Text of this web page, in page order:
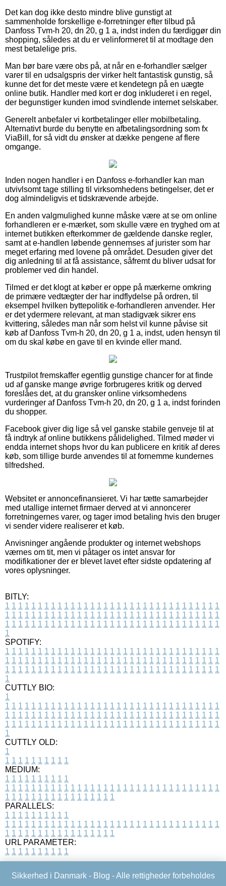
Det kan dog ikke desto mindre blive gunstigt at
sammenholde forskellige e-forretninger efter tilbud på
Danfoss Tvm-h 20, dn 20, g 1 a, indst inden du færdiggør din
shopping, således at du er velinformeret til at modtage den
mest betalelige pris.
Man bør bare være obs på, at når en e-forhandler sælger
varer til en udsalgspris der virker helt fantastisk gunstig, så
kunne det for det meste være et kendetegn på en uægte
online butik. Handler med kort er dog inkluderet i en regel,
der begunstiger kunden imod svindlende internet selskaber.
Generelt anbefaler vi kortbetalinger eller mobilbetaling.
Alternativt burde du benytte en afbetalingsordning som fx
ViaBill, for så vidt du ønsker at dække pengene af flere
omgange.
Inden nogen handler i en Danfoss e-forhandler kan man
utvivlsomt tage stilling til virksomhedens betingelser, det er
dog almindeligvis et tidskrævende arbejde.
En anden valgmulighed kunne måske være at se om online
forhandleren er e-mærket, som skulle være en tryghed om at
internet butikken efterkommer de gældende danske regler,
samt at e-handlen løbende gennemses af jurister som har
meget erfaring med lovene på området. Desuden giver det
dig anledning til at få assistance, såfremt du bliver udsat for
problemer ved din handel.
Tilmed er det klogt at køber er oppe på mærkerne omkring
de primære vedtægter der har indflydelse på ordren, til
eksempel hvilken byttepolitik e-forhandleren anvender. Her
er det ydermere relevant, at man stadigvæk sikrer ens
kvittering, således man når som helst vil kunne påvise sit
køb af Danfoss Tvm-h 20, dn 20, g 1 a, indst, uden hensyn til
om du skal købe en gave til en kvinde eller mand.
Trustpilot fremskaffer egentlig gunstige chancer for at finde
ud af ganske mange øvrige forbrugeres kritik og derved
foreslåes det, at du gransker online virksomhedens
vurderinger af Danfoss Tvm-h 20, dn 20, g 1 a, indst forinden
du shopper.
Facebook giver dig lige så vel ganske stabile genveje til at
få indtryk af online butikkens pålidelighed. Tilmed møder vi
endda internet shops hvor du kan publicere en kritik af deres
køb, som tillige burde anvendes til at fornemme kundernes
tilfredshed.
Websitet er annoncefinansieret. Vi har tætte samarbejder
med utallige internet firmaer derved at vi annoncerer
forretningernes varer, og tager imod betaling hvis den bruger
vi sender videre realiserer et køb.
Anvisninger angående produkter og internet webshops
værnes om tit, men vi påtager os intet ansvar for
modifikationer der er blevet lavet efter sidste opdatering af
vores oplysninger.
BITLY:
1 1 1 1 1 1 1 1 1 1 1 1 1 1 1 1 1 1 1 1 1 1 1 1 1 1 1 1 1 1 1 1 1
1 1 1 1 1 1 1 1 1 1 1 1 1 1 1 1 1 1 1 1 1 1 1 1 1 1 1 1 1 1 1 1 1
1 1 1 1 1 1 1 1 1 1 1 1 1 1 1 1 1 1 1 1 1 1 1 1 1 1 1 1 1 1 1 1 1
1
SPOTIFY:
1 1 1 1 1 1 1 1 1 1 1 1 1 1 1 1 1 1 1 1 1 1 1 1 1 1 1 1 1 1 1 1 1
1 1 1 1 1 1 1 1 1 1 1 1 1 1 1 1 1 1 1 1 1 1 1 1 1 1 1 1 1 1 1 1 1
1 1 1 1 1 1 1 1 1 1 1 1 1 1 1 1 1 1 1 1 1 1 1 1 1 1 1 1 1 1 1 1 1
1
CUTTLY BIO:
1
1 1 1 1 1 1 1 1 1 1 1 1 1 1 1 1 1 1 1 1 1 1 1 1 1 1 1 1 1 1 1 1 1
1 1 1 1 1 1 1 1 1 1 1 1 1 1 1 1 1 1 1 1 1 1 1 1 1 1 1 1 1 1 1 1 1
1 1 1 1 1 1 1 1 1 1 1 1 1 1 1 1 1 1 1 1 1 1 1 1 1 1 1 1 1 1 1 1 1
1
CUTTLY OLD:
1
1 1 1 1 1 1 1 1 1 1
MEDIUM:
1 1 1 1 1 1 1 1 1 1
1 1 1 1 1 1 1 1 1 1 1 1 1 1 1 1 1 1 1 1 1 1 1 1 1 1 1 1 1 1 1 1 1
1 1 1 1 1 1 1 1 1 1 1 1 1 1 1 1 1
PARALLELS:
1 1 1 1 1 1 1 1 1 1
1 1 1 1 1 1 1 1 1 1 1 1 1 1 1 1 1 1 1 1 1 1 1 1 1 1 1 1 1 1 1 1 1
1 1 1 1 1 1 1 1 1 1 1 1 1 1 1 1 1
URL PARAMETER:
1 1 1 1 1 1 1 1 1 1
Sikkerhed i Danmark - Blog - Alle rettigheder forbeholdes